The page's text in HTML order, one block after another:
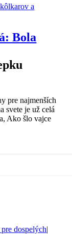
a
Bola
pre najmenších
svete je už celá
Ako šlo vajce
dospelých|